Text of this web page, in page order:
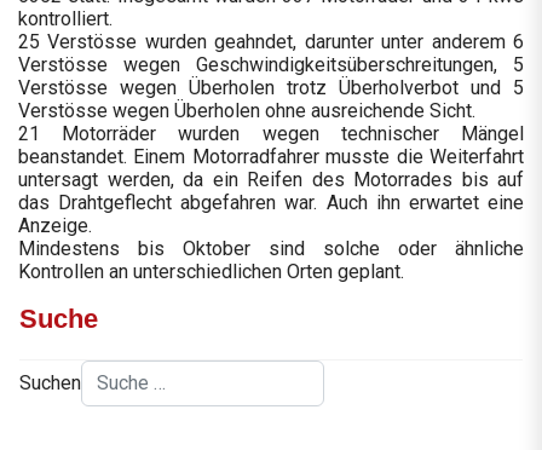
kontrolliert.
25 Verstösse wurden geahndet, darunter unter anderem 6
Verstösse wegen Geschwindigkeitsüberschreitungen, 5
Verstösse wegen Überholen trotz Überholverbot und 5
Verstösse wegen Überholen ohne ausreichende Sicht.
21 Motorräder wurden wegen technischer Mängel
beanstandet. Einem Motorradfahrer musste die Weiterfahrt
untersagt werden, da ein Reifen des Motorrades bis auf
das Drahtgeflecht abgefahren war. Auch ihn erwartet eine
Anzeige.
Mindestens bis Oktober sind solche oder ähnliche
Kontrollen an unterschiedlichen Orten geplant.
Suche
Suchen